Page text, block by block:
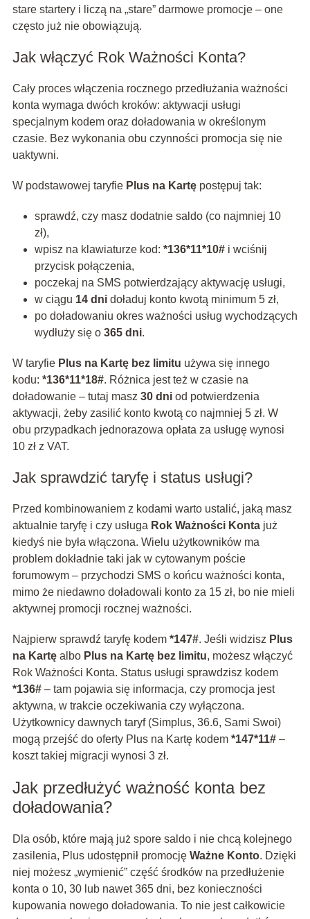
stare startery i liczą na „stare” darmowe promocje – one
często już nie obowiązują.
Jak włączyć Rok Ważności Konta?
Cały proces włączenia rocznego przedłużania ważności
konta wymaga dwóch kroków: aktywacji usługi
specjalnym kodem oraz doładowania w określonym
czasie. Bez wykonania obu czynności promocja się nie
uaktywni.
W podstawowej taryfie Plus na Kartępostępuj tak:
sprawdź, czy masz dodatnie saldo (co najmniej 10
zł),
wpisz na klawiaturze kod: *136*11*10#i wciśnij
przycisk połączenia,
poczekaj na SMS potwierdzający aktywację usługi,
w ciągu 14 dnidoładuj konto kwotą minimum 5 zł,
po doładowaniu okres ważności usług wychodzących
wydłuży się o 365 dni.
W taryfie Plus na Kartę bez limitu używa się innego
kodu: *136*11*18#. Różnica jest też w czasie na
doładowanie – tutaj masz 30 dniod potwierdzenia
aktywacji, żeby zasilić konto kwotą co najmniej 5 zł. W
obu przypadkach jednorazowa opłata za usługę wynosi
10 zł z VAT.
Jak sprawdzić taryfę i status usługi?
Przed kombinowaniem z kodami warto ustalić, jaką masz
aktualnie taryfę i czy usługa Rok Ważności Kontajuż
kiedyś nie była włączona. Wielu użytkowników ma
problem dokładnie taki jak w cytowanym poście
forumowym – przychodzi SMS o końcu ważności konta,
mimo że niedawno doładowali konto za 15 zł, bo nie mieli
aktywnej promocji rocznej ważności.
Najpierw sprawdź taryfę kodem *147#. Jeśli widzisz Plus
na Kartęalbo Plus na Kartę bez limitu, możesz włączyć
Rok Ważności Konta. Status usługi sprawdzisz kodem
*136#– tam pojawia się informacja, czy promocja jest
aktywna, w trakcie oczekiwania czy wyłączona.
Użytkownicy dawnych taryf (Simplus, 36.6, Sami Swoi)
mogą przejść do oferty Plus na Kartę kodem *147*11#–
koszt takiej migracji wynosi 3 zł.
Jak przedłużyć ważność konta bez
doładowania?
Dla osób, które mają już spore saldo i nie chcą kolejnego
zasilenia, Plus udostępnił promocję Ważne Konto. Dzięki
niej możesz „wymienić” część środków na przedłużenie
konta o 10, 30 lub nawet 365 dni, bez konieczności
kupowania nowego doładowania. To nie jest całkowicie